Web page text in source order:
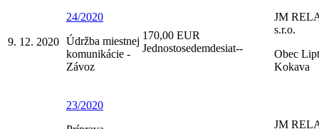
9. 12. 2020
24/2020
Údržba miestnej
komunikácie -
Závoz
170,00 EUR
Jednostosedemdesiat--
JM
s.r.o.
Obec
Kokava
23/2020
JM